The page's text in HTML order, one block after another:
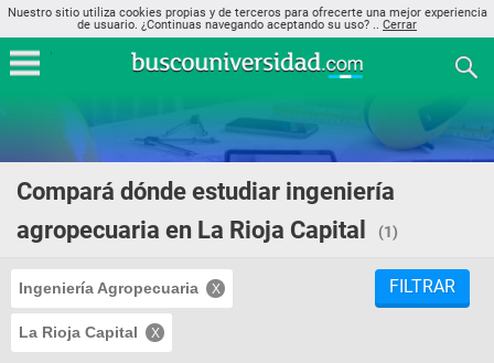
Nuestro sitio utiliza cookies propias y de terceros para ofrecerte una mejor experiencia
de usuario. ¿Continuas navegando aceptando su uso? .. Cerrar
Compará dónde estudiar ingeniería
agropecuaria en La Rioja Capital
(1)
Ingeniería Agropecuaria
La Rioja Capital
FILTRAR